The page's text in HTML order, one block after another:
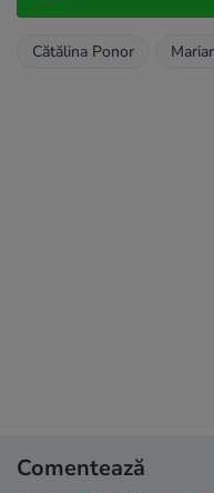
Cătălina Ponor
Comentează